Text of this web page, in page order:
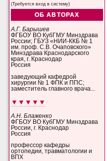
(Требуется вход в систему)
ОБ АВТОРАХ
А.Г. Барышев
ФГБОУ ВО КубГМУ Минздрава
России; ГБУЗ «НИИ-ККБ № 1
им. проф. С.В. Очаповского»
Минздрава Краснодарского
края, г. Краснодар
Россия
заведующий кафедрой
хирургии № 1 ФПК и ППС;
заместитель главного врача...
▼▼▼▼▼
А.Н. Блаженко
ФГБОУ ВО КубГМУ Минздрава
России, г. Краснодар
Россия
профессор кафедры
ортопедии, травматологии и
ВПХ